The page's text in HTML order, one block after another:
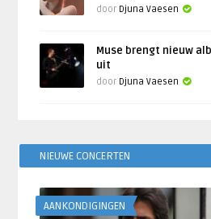
door Djuna Vaesen
Muse brengt nieuw
uit
door Djuna Vaesen
NIEUWE CONCERTEN
AANKONDIGINGEN